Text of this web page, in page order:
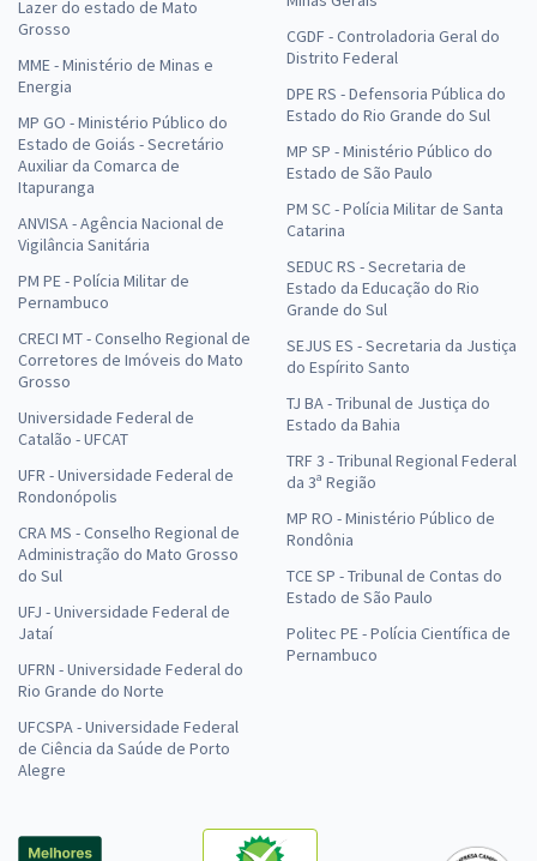
Lazer do estado de Mato
Grosso
MME - Ministério de Minas e
Energia
MP GO - Ministério Público do
Estado de Goiás - Secretário
Auxiliar da Comarca de
Itapuranga
ANVISA - Agência Nacional de
Vigilância Sanitária
PM PE - Polícia Militar de
Pernambuco
CRECI MT - Conselho Regional de
Corretores de Imóveis do Mato
Grosso
Universidade Federal de
Catalão - UFCAT
UFR - Universidade Federal de
Rondonópolis
CRA MS - Conselho Regional de
Administração do Mato Grosso
do Sul
UFJ - Universidade Federal de
Jataí
UFRN - Universidade Federal do
Rio Grande do Norte
UFCSPA - Universidade Federal
de Ciência da Saúde de Porto
Alegre
CGDF - Controladoria Geral do
Distrito Federal
DPE RS - Defensoria Pública do
Estado do Rio Grande do Sul
MP SP - Ministério Público do
Estado de São Paulo
PM SC - Polícia Militar de Santa
Catarina
SEDUC RS - Secretaria de
Estado da Educação do Rio
Grande do Sul
SEJUS ES - Secretaria da Justiça
do Espírito Santo
TJ BA - Tribunal de Justiça do
Estado da Bahia
TRF 3 - Tribunal Regional Federal
da 3ª Região
MP RO - Ministério Público de
Rondônia
TCE SP - Tribunal de Contas do
Estado de São Paulo
Politec PE - Polícia Científica de
Pernambuco